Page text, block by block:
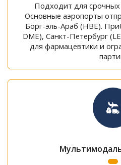
Подходит для срочных
Основные аэропорты
Борг-эль-Араб (HBE).
DME), Санкт-Петербург
для фармацевтики и